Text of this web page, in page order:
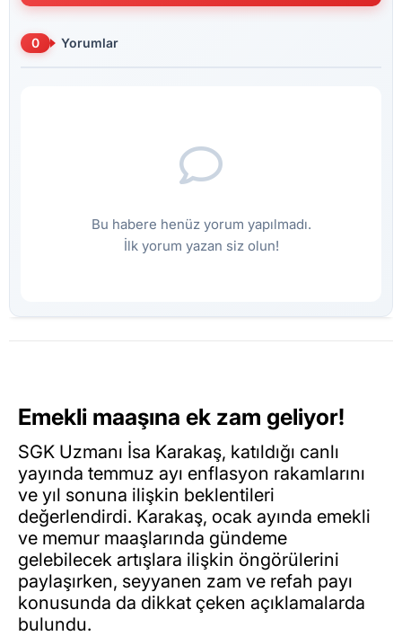
0 Yorumlar
Bu habere henüz yorum yapılmadı.
İlk yorum yazan siz olun!
Emekli maaşına ek zam geliyor!
SGK Uzmanı İsa Karakaş, katıldığı canlı
yayında temmuz ayı enflasyon rakamlarını
ve yıl sonuna ilişkin beklentileri
değerlendirdi. Karakaş, ocak ayında emekli
ve memur maaşlarında gündeme
gelebilecek artışlara ilişkin öngörülerini
paylaşırken, seyyanen zam ve refah payı
konusunda da dikkat çeken açıklamalarda
bulundu.